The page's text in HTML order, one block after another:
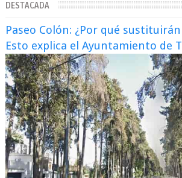
DESTACADA
Paseo Colón: ¿Por qué
Esto explica el Ayuntamiento de